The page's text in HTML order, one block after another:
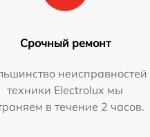
Срочный ремонт
неисправностей
техники Electrolux мы
в течение 2 часов.